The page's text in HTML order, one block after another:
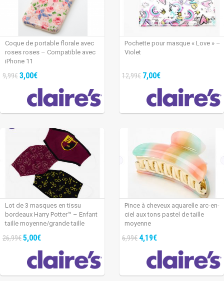
Coque de portable florale avec
roses roses – Compatible avec
iPhone 11
9,99€3,00€
Pochette pour masque « Love » –
Violet
12,99€ 7,00€
Lot de 3 masques en tissu
bordeaux Harry Potter™ – Enfant
taille moyenne/grande taille
26,99€5,00€
Pince à cheveux aquarelle arc-en-
ciel aux tons pastel de taille
moyenne
6,99€ 4,19€